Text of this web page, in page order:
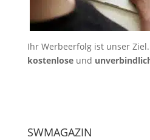
Ihr Werbeerfolg ist unser
kostenloseund
SWMAGAZIN